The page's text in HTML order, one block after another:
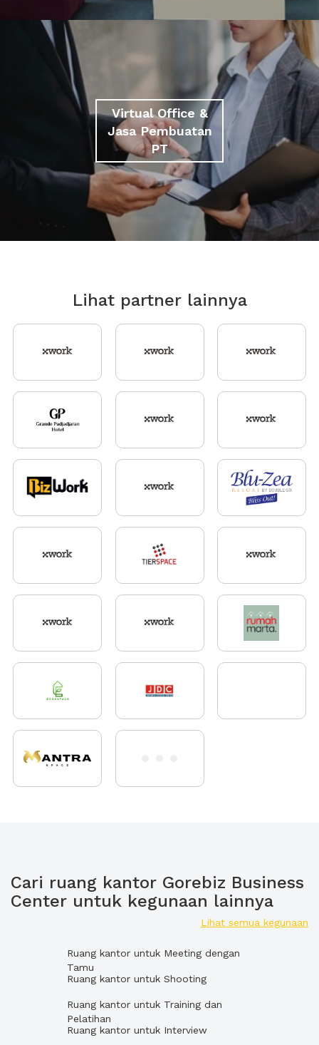
Virtual Office &
Jasa Pembuatan
PT
Lihat partner lainnya
Cari ruang kantor Gorebiz Business
Center untuk kegunaan lainnya
Lihat semua kegunaan
Ruang kantor untuk Meeting dengan
Tamu
Ruang kantor untuk Shooting
Ruang kantor untuk Training dan
Pelatihan
Ruang kantor untuk Interview